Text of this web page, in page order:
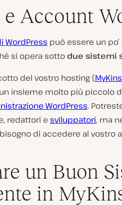
Account
WordPress può essere un
si opera sotto due sistemi
del vostro hosting (
insieme molto più piccolo
WordPress.
redattori e sviluppatori, ma
di accedere al vostro
un Buon
in